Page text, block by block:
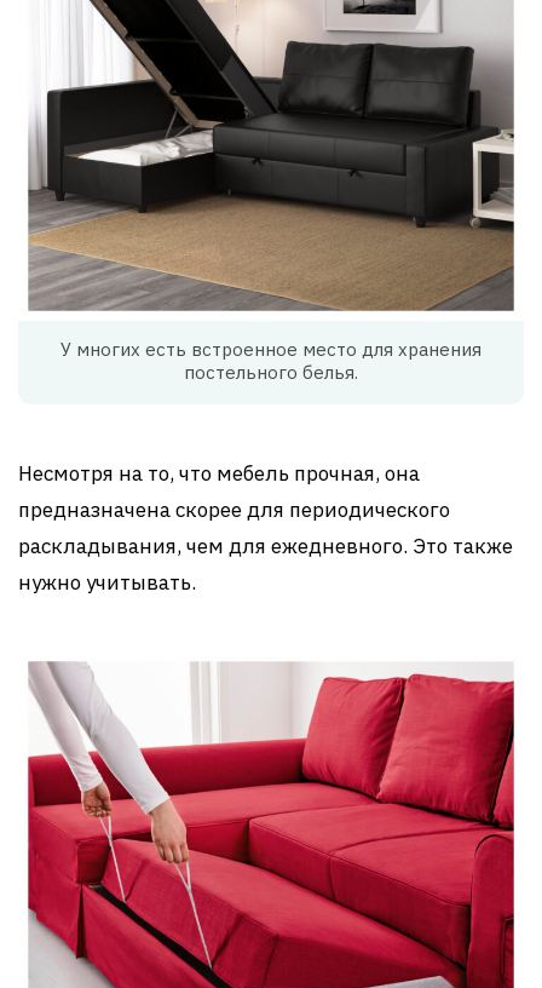
У многих есть встроенное место для хранения
постельного белья.
Несмотря на то, что мебель прочная, она
предназначена скорее для периодического
раскладывания, чем для ежедневного. Это также
нужно учитывать.